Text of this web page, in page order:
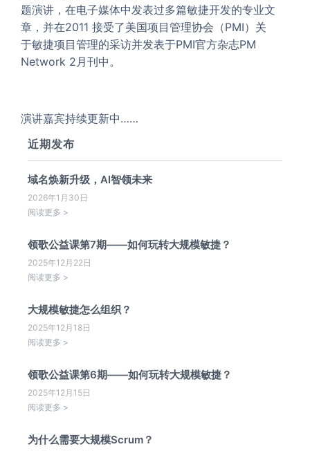
题演讲，在电子媒体中发表过多篇敏捷开发的专业文
章，并在2011 接受了美国项目管理协会（PMI）关
于敏捷项目管理的采访并发表于PMI官方杂志PM
Network 2月刊中。
演讲嘉宾持续更新中……
近期发布
域名焕新升级，AI智领未来
2026年1月30日
阅读更多 >
领歌公益课第7期——如何玩转大规模敏捷？
2025年12月22日
阅读更多 >
大规模敏捷怎么组织？
2025年12月18日
阅读更多 >
领歌公益课第6期——如何玩转大规模敏捷？
2025年12月15日
阅读更多 >
为什么需要大规模Scrum？